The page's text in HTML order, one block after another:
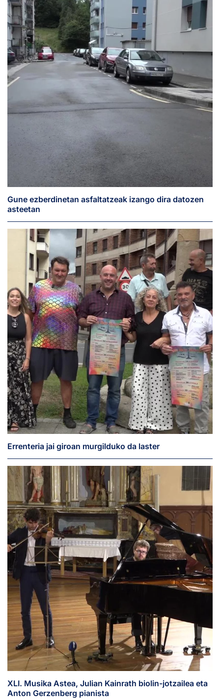
Gune ezberdinetan asfaltatzeak izango dira datozen
asteetan
Errenteria jai giroan murgilduko da laster
XLI. Musika Astea, Julian Kainrath biolin-jotzailea eta
Anton Gerzenberg pianista